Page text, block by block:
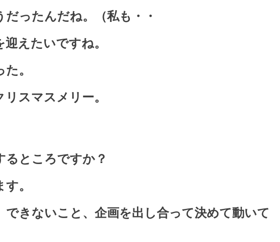
だったんだね。（私も・・
えたいですね。
。
スマスメリー。
るところですか？
。
できないこと、企画を出し合って決めて動いて